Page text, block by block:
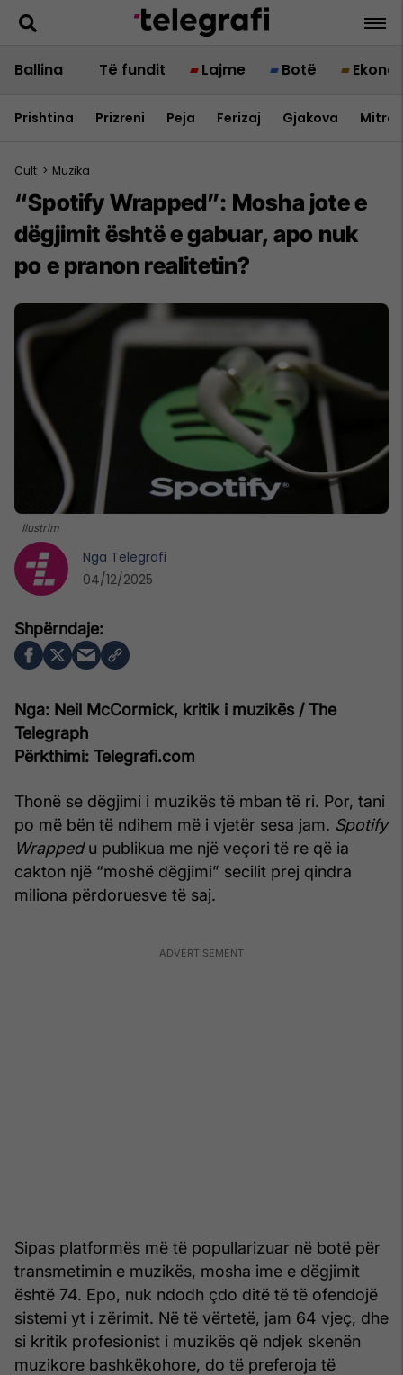
Ballina Të fundit Lajme Botë
Prishtina Prizreni Peja Ferizaj Gjakova
Cult > Muzika
“Spotify Wrapped”: Mosha jote e
dëgjimit është e gabuar, apo nuk
po e pranon realitetin?
Ilustrim
Nga: Neil McCormick, kritik i muzikës / The
Telegraph
Përkthimi: Telegrafi.com
Thonë se dëgjimi i muzikës të mban të ri. Por, tani
po më bën të ndihem më i vjetër sesa jam. Spotify
Wrappedu publikua me një veçori të re që ia
cakton një “moshë dëgjimi” secilit prej qindra
miliona përdoruesve të saj.
Sipas platformës më të popullarizuar në botë për
transmetimin e muzikës, mosha ime e dëgjimit
është 74. Epo, nuk ndodh çdo ditë të të ofendojë
sistemi yt i zërimit. Në të vërtetë, jam 64 vjeç, dhe
si kritik profesionist i muzikës që ndjek skenën
muzikore bashkëkohore, do të preferoja të
Nga Telegrafi
04/12/2025